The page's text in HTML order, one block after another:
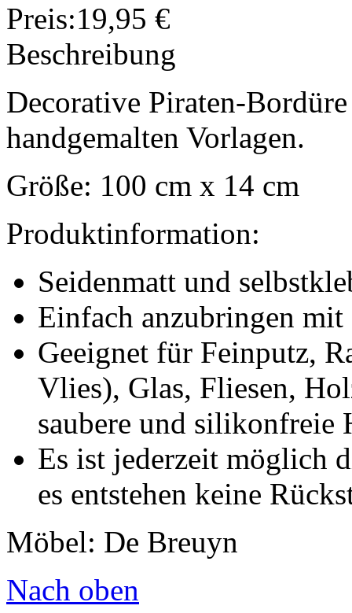
Preis:19,95 €
Beschreibung
Decorative Piraten-
handgemalten Vorlagen.
Größe: 100 cm x 14 cm
Produktinformation:
Seidenmatt und
Einfach anzubringen
Geeignet für Feinputz,
Vlies), Glas, Fliesen,
saubere und silikonfreie
Es ist jederzeit möglich
es entstehen keine
Möbel: De Breuyn
Nach oben